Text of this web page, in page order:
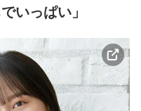
いっぱい」